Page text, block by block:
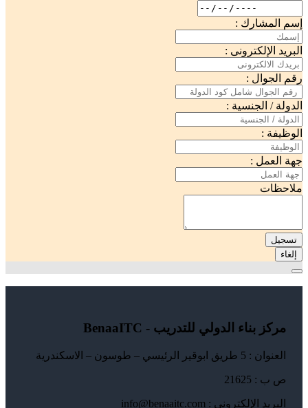
إسم المشارك :
البريد الإلكترونى :
رقم الجوال :
الدولة / الجنسية :
الوظيفة :
جهة العمل :
ملاحظات
تسجيل
إلغاء
مركز بناء الدولي للتدريب - BenaaITC
العنوان : 5 طريق ابوقير الرئيسي – طوسون – الاسكندرية
ص ب : 21625
البريد الإلكتروني : info@benaaitc.com